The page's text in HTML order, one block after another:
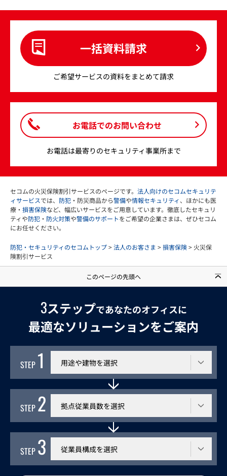
一括資料請求
ご希望サービスの資料をまとめて請求
お電話でのお問い合わせ
お電話は最寄りのセキュリティ事業所まで
セコムの火災保険割引サービスのページです。 法人向けのセコムセキュリテ
ィサービスでは、 防犯 ・防災商品から警備や情報セキュリティ、ほかにも医
療・ 損害保険など、幅広いサービスをご用意しています。徹底したセキュリ
ティや防犯 ・ 防火対策や警備のサポートをご希望の企業さまは、ぜひセコム
にお任せください。
防犯・セキュリティのセコムトップ>法人のお客さま >損害保険> 火災保
険割引サービス
このページの先頭へ
3ステップであなたのオフィスに
最適なソリューションをご案内
STEP 1 利用する建物
STEP 2 従業員数
STEP 3 従業員構成